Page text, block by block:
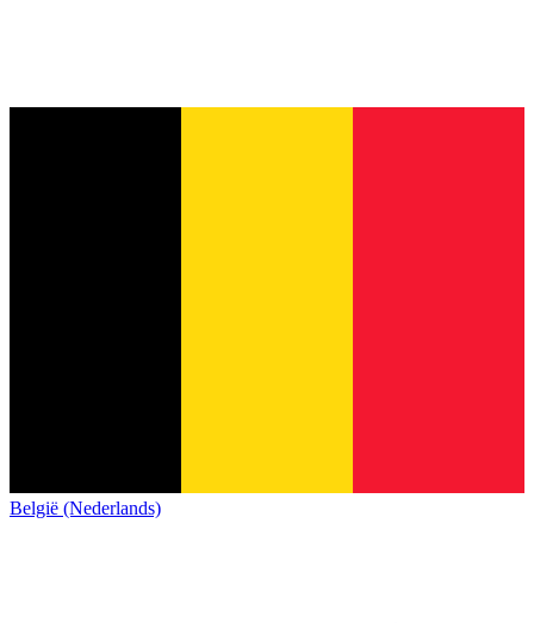
België (Nederlands)